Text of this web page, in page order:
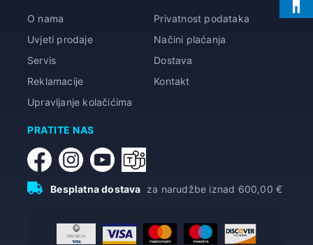
O nama
Privatnost podataka
Uvjeti prodaje
Načini plaćanja
Servis
Dostava
Reklamacije
Kontakt
Upravljanje kolačićima
PRATITE NAS
Besplatna dostava za narudžbe iznad 600,00 €